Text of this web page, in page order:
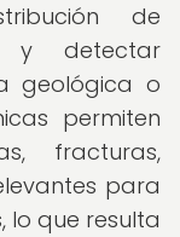
de
y detectar
geológica o
permiten
fracturas,
para
lo que resulta